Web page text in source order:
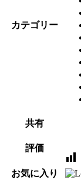
カテゴリー
共有
評価
お気に入り